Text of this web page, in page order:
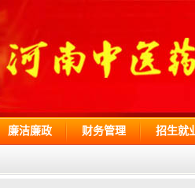
廉洁廉政 财务管理 招生就